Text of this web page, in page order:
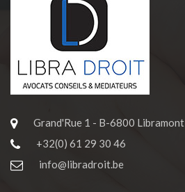
Grand'Rue 1 - B-6800 Libramont
+32(0) 61 29 30 46
info@libradroit.be